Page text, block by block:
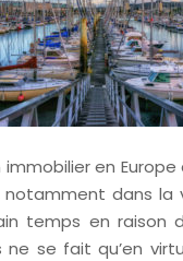
en
notamment dans la
temps en raison
ne se fait qu’en